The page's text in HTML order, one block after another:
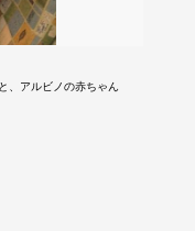
、アルビノの赤ちゃん